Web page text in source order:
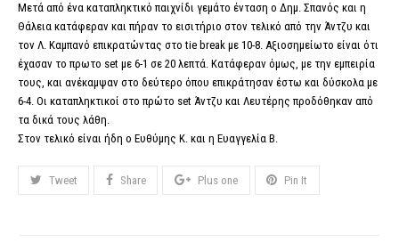
Μετά από ένα καταπληκτικό παιχνίδι γεμάτο ένταση ο Δημ. Σπανός και η
Θάλεια κατάφεραν και πήραν το εισιτήριο στον τελικό από την Άντζυ και
τον Λ. Καμπανό επικρατώντας στο tie break με 10-8. Αξιοσημείωτο είναι ότι
έχασαν το πρωτο set με 6-1 σε 20 λεπτά. Κατάφεραν όμως, με την εμπειρία
τους, και ανέκαμψαν στο δεύτερο όπου επικράτησαν έστω και δύσκολα με
6-4. Οι καταπληκτικοί στο πρώτο set Άντζυ και Λευτέρης προδόθηκαν από
τα δικά τους λάθη.
Στον τελικό είναι ήδη ο Ευθύμης Κ. και η Ευαγγελία Β.
Tweet Share Plus one Pin It